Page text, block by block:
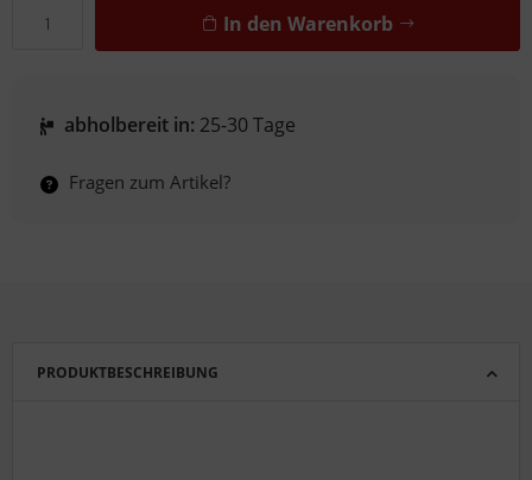
In den Warenkorb
abholbereit in: 25-30 Tage
Fragen zum Artikel?
PRODUKTBESCHREIBUNG